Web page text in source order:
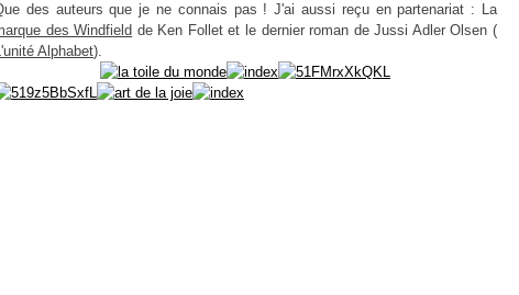
des auteurs que je ne connais pas ! J'ai aussi reçu en partenariat : La
des Windfield de Ken Follet et le dernier roman de Jussi Adler Olsen (
Alphabet).